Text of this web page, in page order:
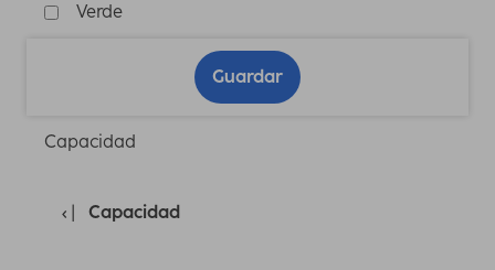
Verde
Guardar
Capacidad
Capacidad